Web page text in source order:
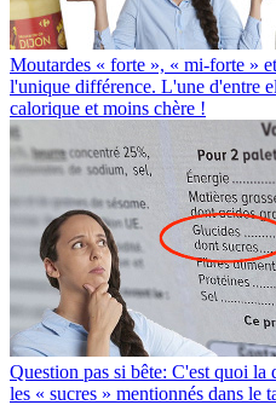
Moutardes « forte », « mi-forte »
l'unique différence. L'une d'entre
calorique et moins chère !
Question pas si bête: C'est quoi
les « sucres » mentionnés dans le